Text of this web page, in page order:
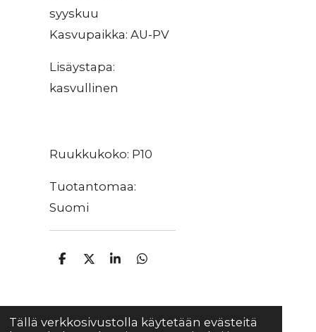
Tällä verkkosivustolla käytetään evästeitä
syyskuu
Kasvupaikka: AU-PV
Lisäystapa:
kasvullinen
Ruukkukoko: P10
Tuotantomaa:
Suomi
J
J
J
J